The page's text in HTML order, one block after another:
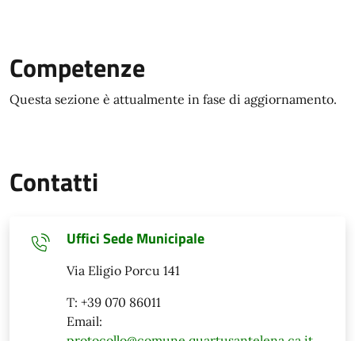
Competenze
Questa sezione è attualmente in fase di aggiornamento.
Contatti
Uffici Sede Municipale
Via Eligio Porcu 141
T: +39 070 86011
Email: